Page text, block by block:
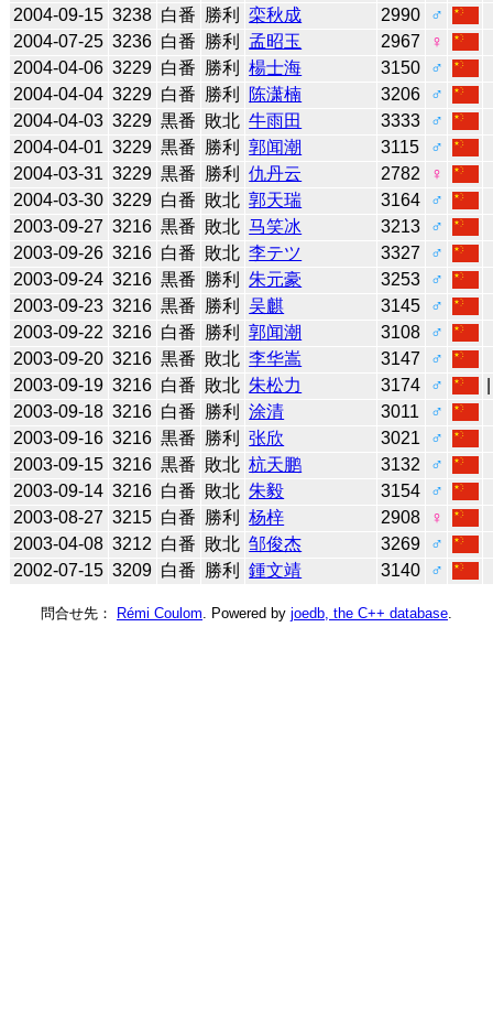
2004-09-15 3238 白番 勝利 栾秋成 2990
♂
2004-07-25 3236 白番 勝利 孟昭玉 2967
♀
2004-04-06 3229 白番 勝利 楊士海 3150
♂
2004-04-04 3229 白番 勝利 陈潇楠 3206
♂
2004-04-03 3229 黒番 敗北 牛雨田 3333
♂
2004-04-01 3229 黒番 勝利 郭闻潮 3115
♂
2004-03-31 3229 黒番 勝利 仇丹云 2782
♀
2004-03-30 3229 白番 敗北 郭天瑞 3164
♂
2003-09-27 3216 黒番 敗北 马笑冰 3213
♂
2003-09-26 3216 白番 敗北 李テツ 3327
♂
2003-09-24 3216 黒番 勝利 朱元豪 3253
♂
2003-09-23 3216 黒番 勝利 吴麒 3145
♂
2003-09-22 3216 白番 勝利 郭闻潮 3108
♂
2003-09-20 3216 黒番 敗北 李华嵩 3147
♂
2003-09-19 3216 白番 敗北 朱松力 3174 ♂
2003-09-18 3216 白番 勝利 涂清 3011
♂
2003-09-16 3216 黒番 勝利 张欣 3021
♂
2003-09-15 3216 黒番 敗北 杭天鹏 3132
♂
2003-09-14 3216 白番 敗北 朱毅 3154
♂
2003-08-27 3215 白番 勝利 杨梓 2908
♀
2003-04-08 3212 白番 敗北 邹俊杰 3269
♂
2002-07-15 3209 白番 勝利 鍾文靖 3140 ♂
問合せ先： Rémi Coulom . Powered by joedb, the C++ database